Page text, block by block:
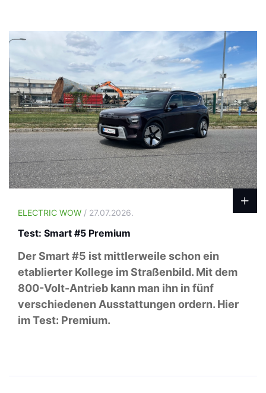
ELECTRIC WOW / 27.07.2026.
Test: Smart #5 Premium
Der Smart #5 ist mittlerweile schon ein
etablierter Kollege im Straßenbild. Mit dem
800-Volt-Antrieb kann man ihn in fünf
verschiedenen Ausstattungen ordern. Hier
im Test: Premium.